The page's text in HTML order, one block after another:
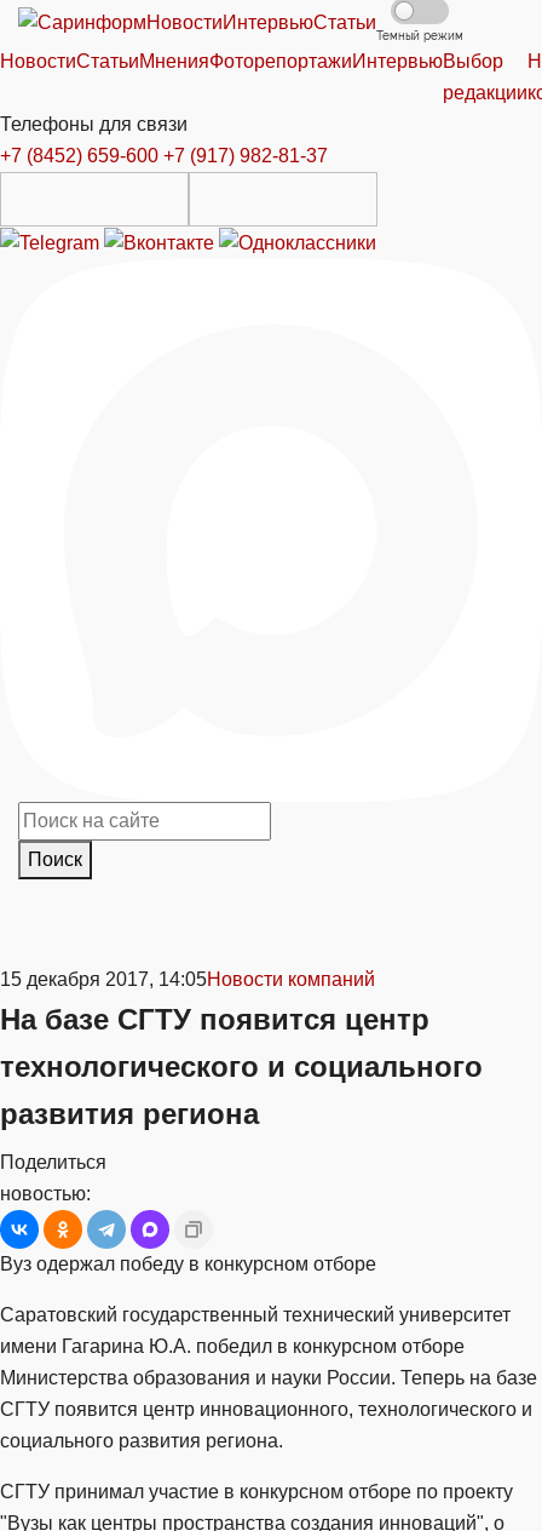
НовостиИнтервьюСтатьи
Темный режим
НовостиСтатьиМненияФоторепортажиИнтервьюВыбор
редакции
Телефоны для связи
+7 (8452) 659-600 +7 (917) 982-81-37
Поиск
15 декабря 2017, 14:05Новости компаний
На базе СГТУ появится центр
технологического и социального
развития региона
Поделиться
новостью:
Вуз одержал победу в конкурсном отборе
Саратовский государственный технический университет
имени Гагарина Ю.А. победил в конкурсном отборе
Министерства образования и науки России. Теперь на базе
СГТУ появится центр инновационного, технологического и
социального развития региона.
СГТУ принимал участие в конкурсном отборе по проекту
"Вузы как центры пространства создания инноваций", о